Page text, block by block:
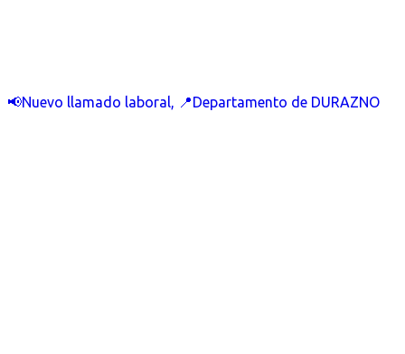
📢Nuevo llamado laboral, 📍Departamento de DURAZNO